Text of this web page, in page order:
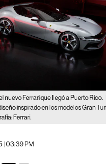
nuevo Ferrari que llegó a Puerto Rico.
inspirado en los modelos Gran
Ferrari.
| 03:39 PM